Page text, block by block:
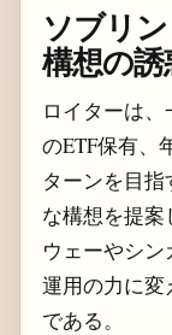
ソブリ
構想の
ロイターは
のETF保有、
ターンを目
な構想を提
ウェーやシ
運用の力に変
である。